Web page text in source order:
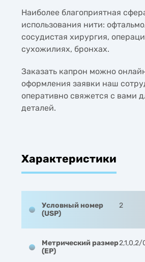
Наиболее благоприятная
использования нити:
сосудистая хирургия,
сухожилиях, бронхах.
Заказать капрон можно
оформления заявки наш
оперативно свяжется с вами
деталей.
Характеристики
Условный номер
(USP)
2
Метрический размер
(EP)